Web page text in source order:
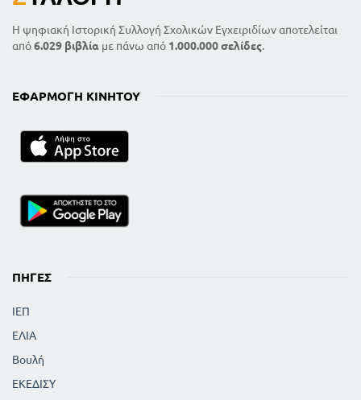
Η ψηφιακή Ιστορική Συλλογή Σχολικών Εγχειριδίων αποτελείται
από6.029 βιβλία με πάνω από 1.000.000 σελίδες.
ΕΦΑΡΜΟΓΉ ΚΙΝΗΤΟΎ
ΠΗΓΈΣ
ΙΕΠ
ΕΛΙΑ
Βουλή
ΕΚΕΔΙΣΥ